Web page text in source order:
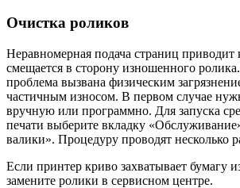
Очистка роликов
Неравномерная подача страниц приводит
смещается в сторону изношенного
проблема вызвана физическим
частичным износом. В первом случае
вручную или программно. Для запуска
печати выберите вкладку
валики». Процедуру проводят несколько
Если принтер криво захватывает бумагу
замените ролики в сервисном центре.